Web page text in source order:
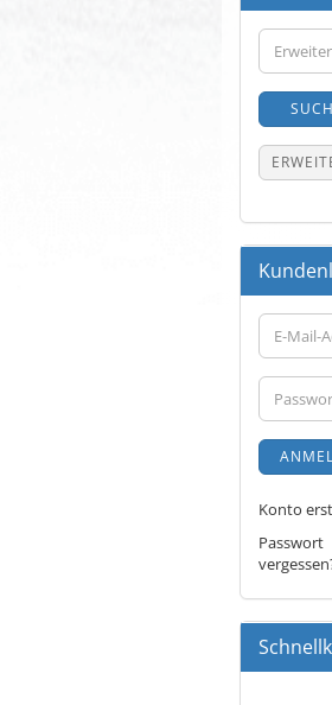
Erweiterte
Suche
E-
Mail-
Adresse
Konto
Passwort